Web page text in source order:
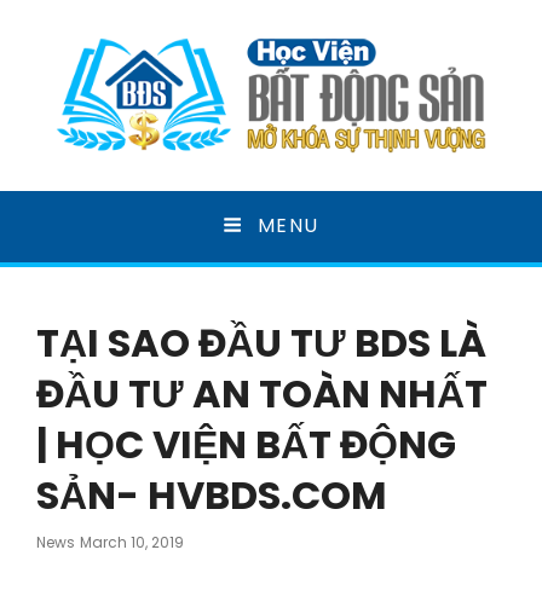
HỌC VIỆN BẤT ĐỘNG
SẢN
MENU
TẠI SAO ĐẦU TƯ BDS LÀ
ĐẦU TƯ AN TOÀN NHẤT
| HỌC VIỆN BẤT ĐỘNG
SẢN- HVBDS.COM
News Posted
March 10, 2019